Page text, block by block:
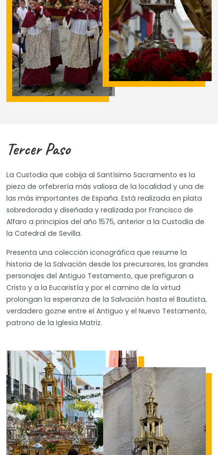
Tercer Paso
La Custodia que cobija al Santísimo Sacramento es la
pieza de orfebrería más valiosa de la localidad y una de
las más importantes de España. Está realizada en plata
sobredorada y diseñada y realizada por Francisco de
Alfaro a principios del año 1575, anterior a la Custodia de
la Catedral de Sevilla.
Presenta una colección iconográfica que resume la
historia de la Salvación desde los precursores, los grandes
personajes del Antiguo Testamento, que prefiguran a
Cristo y a la Eucaristía y por el camino de la virtud
prolongan la esperanza de la Salvación hasta el Bautista,
verdadero gozne entre el Antiguo y el Nuevo Testamento,
patrono de la Iglesia Matriz.